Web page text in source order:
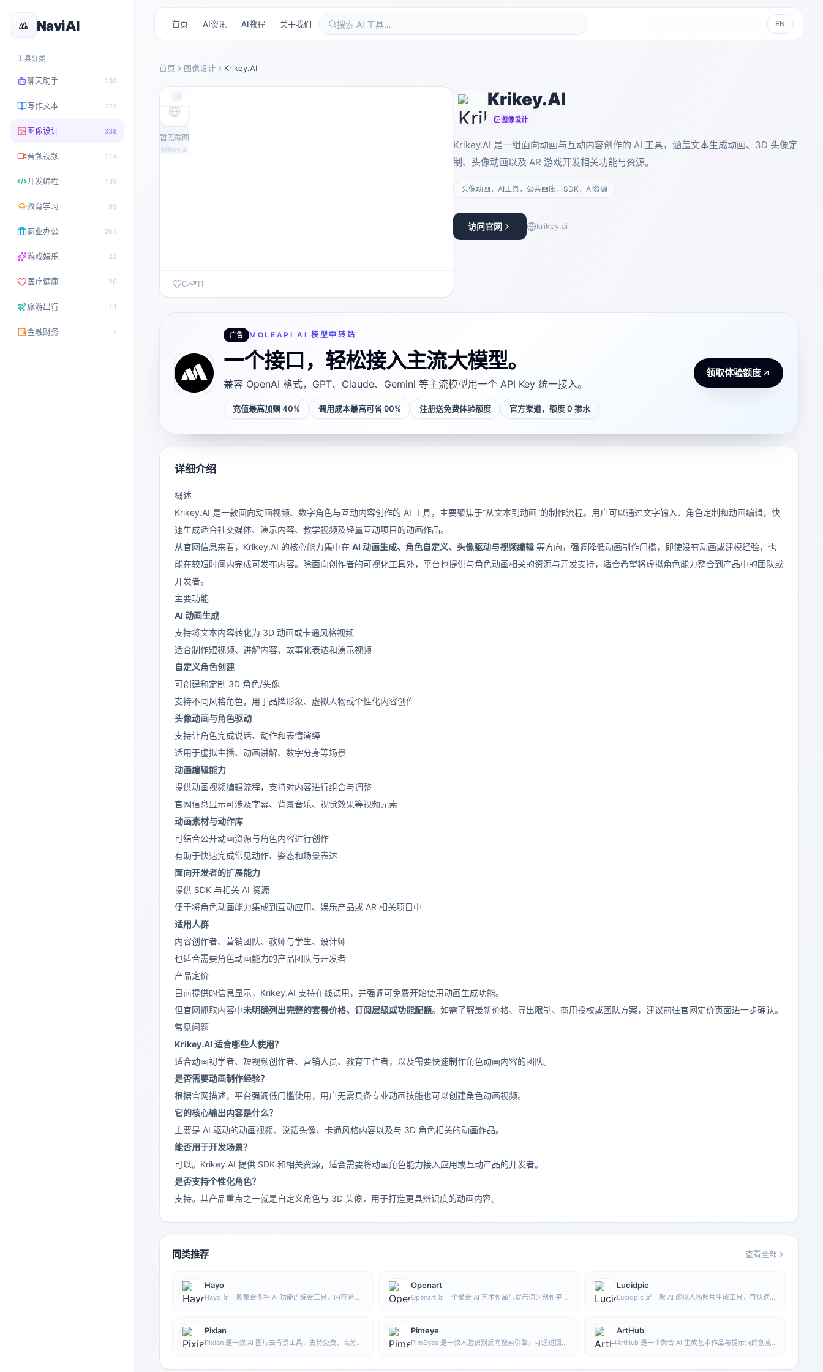
NaviAI
工具分类
聊天助手 130
写作文本 223
图像设计 338
音频视频 114
开发编程 139
教育学习 89
商业办公 261
游戏娱乐 22
医疗健康 20
旅游出行 11
金融财务 2
首页 AI资讯 AI教程 关于我们 EN
首页 图像设计 Krikey.AI
krikey.ai
暂无截图
krikey.ai
0 11
Krikey.AI
图像设计
Krikey.AI 是一组面向动画与互动内容创作的 AI 工具，涵盖文本生成动画、3D 头像定
制、头像动画以及 AR 游戏开发相关功能与资源。
头像动画，AI工具，公共画廊，SDK，AI资源
访问官网 krikey.ai
广告 MOLEAPI AI 模型中转站
一个接口，轻松接入主流大模型。
兼容 OpenAI 格式，GPT、Claude、Gemini 等主流模型用一个 API Key 统一接入。
充值最高加赠 40% 调用成本最高可省 90% 注册送免费体验额度 官方渠道，额度 0 掺水
领取体验额度
详细介绍
概述
Krikey.AI 是一款面向动画视频、数字角色与互动内容创作的 AI 工具，主要聚焦于“从文本到动画”的制作流程。用户可以通过文字输入、角色定制和动画编辑，快
速生成适合社交媒体、演示内容、教学视频及轻量互动项目的动画作品。
从官网信息来看，Krikey.AI 的核心能力集中在 AI 动画生成、角色自定义、头像驱动与视频编辑 等方向，强调降低动画制作门槛，即使没有动画或建模经验，也
能在较短时间内完成可发布内容。除面向创作者的可视化工具外，平台也提供与角色动画相关的资源与开发支持，适合希望将虚拟角色能力整合到产品中的团队或
开发者。
主要功能
AI 动画生成
支持将文本内容转化为 3D 动画或卡通风格视频
适合制作短视频、讲解内容、故事化表达和演示视频
自定义角色创建
可创建和定制 3D 角色/头像
支持不同风格角色，用于品牌形象、虚拟人物或个性化内容创作
头像动画与角色驱动
支持让角色完成说话、动作和表情演绎
适用于虚拟主播、动画讲解、数字分身等场景
动画编辑能力
提供动画视频编辑流程，支持对内容进行组合与调整
官网信息显示可涉及字幕、背景音乐、视觉效果等视频元素
动画素材与动作库
可结合公开动画资源与角色内容进行创作
有助于快速完成常见动作、姿态和场景表达
面向开发者的扩展能力
提供 SDK 与相关 AI 资源
便于将角色动画能力集成到互动应用、娱乐产品或 AR 相关项目中
适用人群
内容创作者、营销团队、教师与学生、设计师
也适合需要角色动画能力的产品团队与开发者
产品定价
目前提供的信息显示，Krikey.AI 支持在线试用，并强调可免费开始使用动画生成功能。
但官网抓取内容中未明确列出完整的套餐价格、订阅层级或功能配额。如需了解最新价格、导出限制、商用授权或团队方案，建议前往官网定价页面进一步确认。
常见问题
Krikey.AI 适合哪些人使用？
适合动画初学者、短视频创作者、营销人员、教育工作者，以及需要快速制作角色动画内容的团队。
是否需要动画制作经验？
根据官网描述，平台强调低门槛使用，用户无需具备专业动画技能也可以创建角色动画视频。
它的核心输出内容是什么？
主要是 AI 驱动的动画视频、说话头像、卡通风格内容以及与 3D 角色相关的动画作品。
能否用于开发场景？
可以。Krikey.AI 提供 SDK 和相关资源，适合需要将动画角色能力接入应用或互动产品的开发者。
是否支持个性化角色？
支持。其产品重点之一就是自定义角色与 3D 头像，用于打造更具辨识度的动画内容。
同类推荐 查看全部
Hayo
Hayo 是一款集合多种 AI 功能的综合工具，内容涵盖
Openart
Openart 是一个聚合 AI 艺术作品与提示词的创作平
能。
Lucidpic
Lucidpic 是一款 AI 虚拟人物照片生成工具，可快速创
Pixian
Pixian 是一款 AI 图片去背景工具，支持免费、高分辨
Pimeye
PimEyes 是一款人脸识别反向搜索引擎，可通过照片
ArtHub
ArtHub 是一个聚合 AI 生成艺术作品与提示词的创意